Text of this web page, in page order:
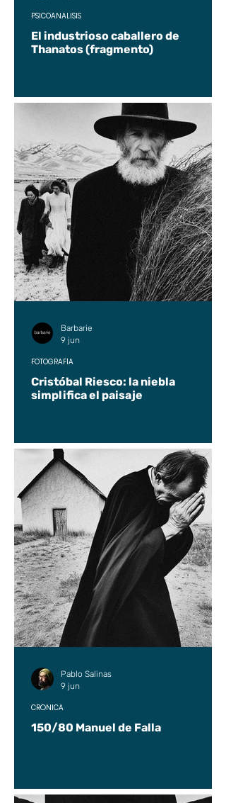
El industrioso caballero de
Thanatos (fragmento)
PSICOANÁLISIS
Cristóbal Riesco: la niebla
simplifica el paisaje
FOTOGRAFÍA
Barbarie
9 jun
150/80 Manuel de Falla
CRÓNICA
Pablo Salinas
9 jun